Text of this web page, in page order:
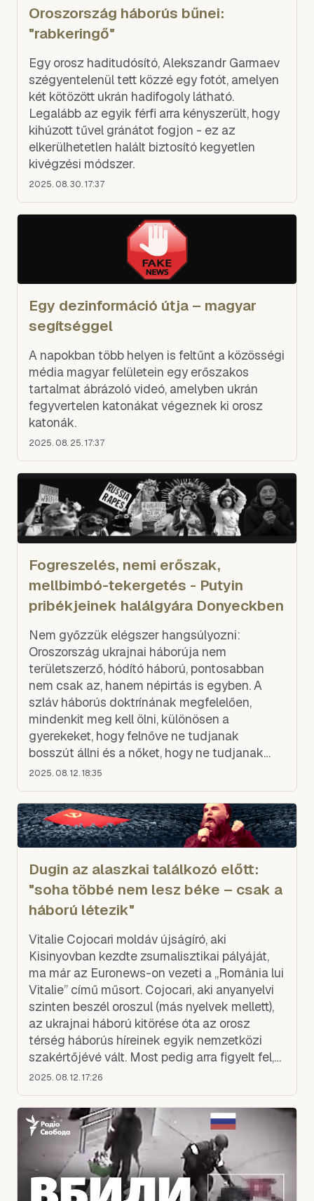
Oroszország háborús bűnei:
"rabkeringő"
Egy orosz haditudósító, Alekszandr Garmaev
szégyentelenül tett közzé egy fotót, amelyen
két kötözött ukrán hadifogoly látható.
Legalább az egyik férfi arra kényszerült, hogy
kihúzott tűvel gránátot fogjon - ez az
elkerülhetetlen halált biztosító kegyetlen
kivégzési módszer.
2025. 08. 30. 17:37
Egy dezinformáció útja – magyar
segítséggel
A napokban több helyen is feltűnt a közösségi
média magyar felületein egy erőszakos
tartalmat ábrázoló videó, amelyben ukrán
fegyvertelen katonákat végeznek ki orosz
katonák.
2025. 08. 25. 17:37
Fogreszelés, nemi erőszak,
mellbimbó-tekergetés - Putyin
pribékjeinek halálgyára Donyeckben
Nem győzzük elégszer hangsúlyozni:
Oroszország ukrajnai háborúja nem
területszerző, hódító háború, pontosabban
nem csak az, hanem népirtás is egyben. A
szláv háborús doktrínának megfelelően,
mindenkit meg kell ölni, különösen a
gyerekeket, hogy felnőve ne tudjanak
bosszút állni és a nőket, hogy ne tudjanak
gyereket szülni, aki majd bosszút állna.
2025. 08. 12. 18:35
Dugin az alaszkai találkozó előtt:
"soha többé nem lesz béke – csak a
háború létezik"
Vitalie Cojocari moldáv újságíró, aki
Kisinyovban kezdte zsurnalisztikai pályáját,
ma már az Euronews-on vezeti a „România lui
Vitalie” című műsort. Cojocari, aki anyanyelvi
szinten beszél oroszul (más nyelvek mellett),
az ukrajnai háború kitörése óta az orosz
térség háborús híreinek egyik nemzetközi
szakértőjévé vált. Most pedig arra figyelt fel,
hogy az alaszkai Trump–Putyin-találkozó
2025. 08. 12. 17:26